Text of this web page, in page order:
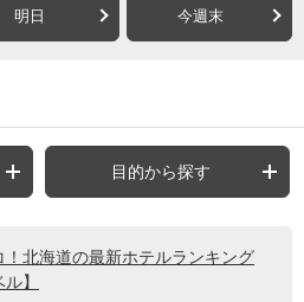
明日 今週末
目的から探す
！北海道の最新ホテルランキング
】